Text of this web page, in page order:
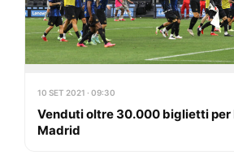
10 SET 2021 · 09:30
Venduti oltre 30.000 biglietti per
Madrid